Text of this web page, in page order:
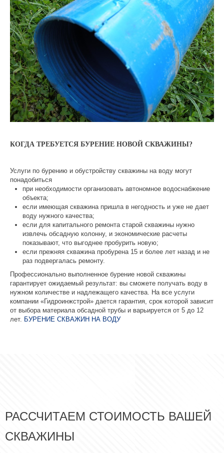
КОГДА ТРЕБУЕТСЯ БУРЕНИЕ НОВОЙ СКВАЖИНЫ?
Услуги по бурению и обустройству скважины на воду могут
понадобиться
при необходимости организовать автономное водоснабжение
объекта;
если имеющая скважина пришла в негодность и уже не дает
воду нужного качества;
если для капитального ремонта старой скважины нужно
извлечь обсадную колонну, и экономические расчеты
показывают, что выгоднее пробурить новую;
если прежняя скважина пробурена 15 и более лет назад и не
раз подвергалась ремонту.
Профессионально выполненное бурение новой скважины
гарантирует ожидаемый результат: вы сможете получать воду в
нужном количестве и надлежащего качества. На все услуги
компании «Гидроинжстрой» дается гарантия, срок которой зависит
от выбора материала обсадной трубы и варьируется от 5 до 12
лет. БУРЕНИЕ СКВАЖИН НА ВОДУ
РАССЧИТАЕМ СТОИМОСТЬ ВАШЕЙ
СКВАЖИНЫ